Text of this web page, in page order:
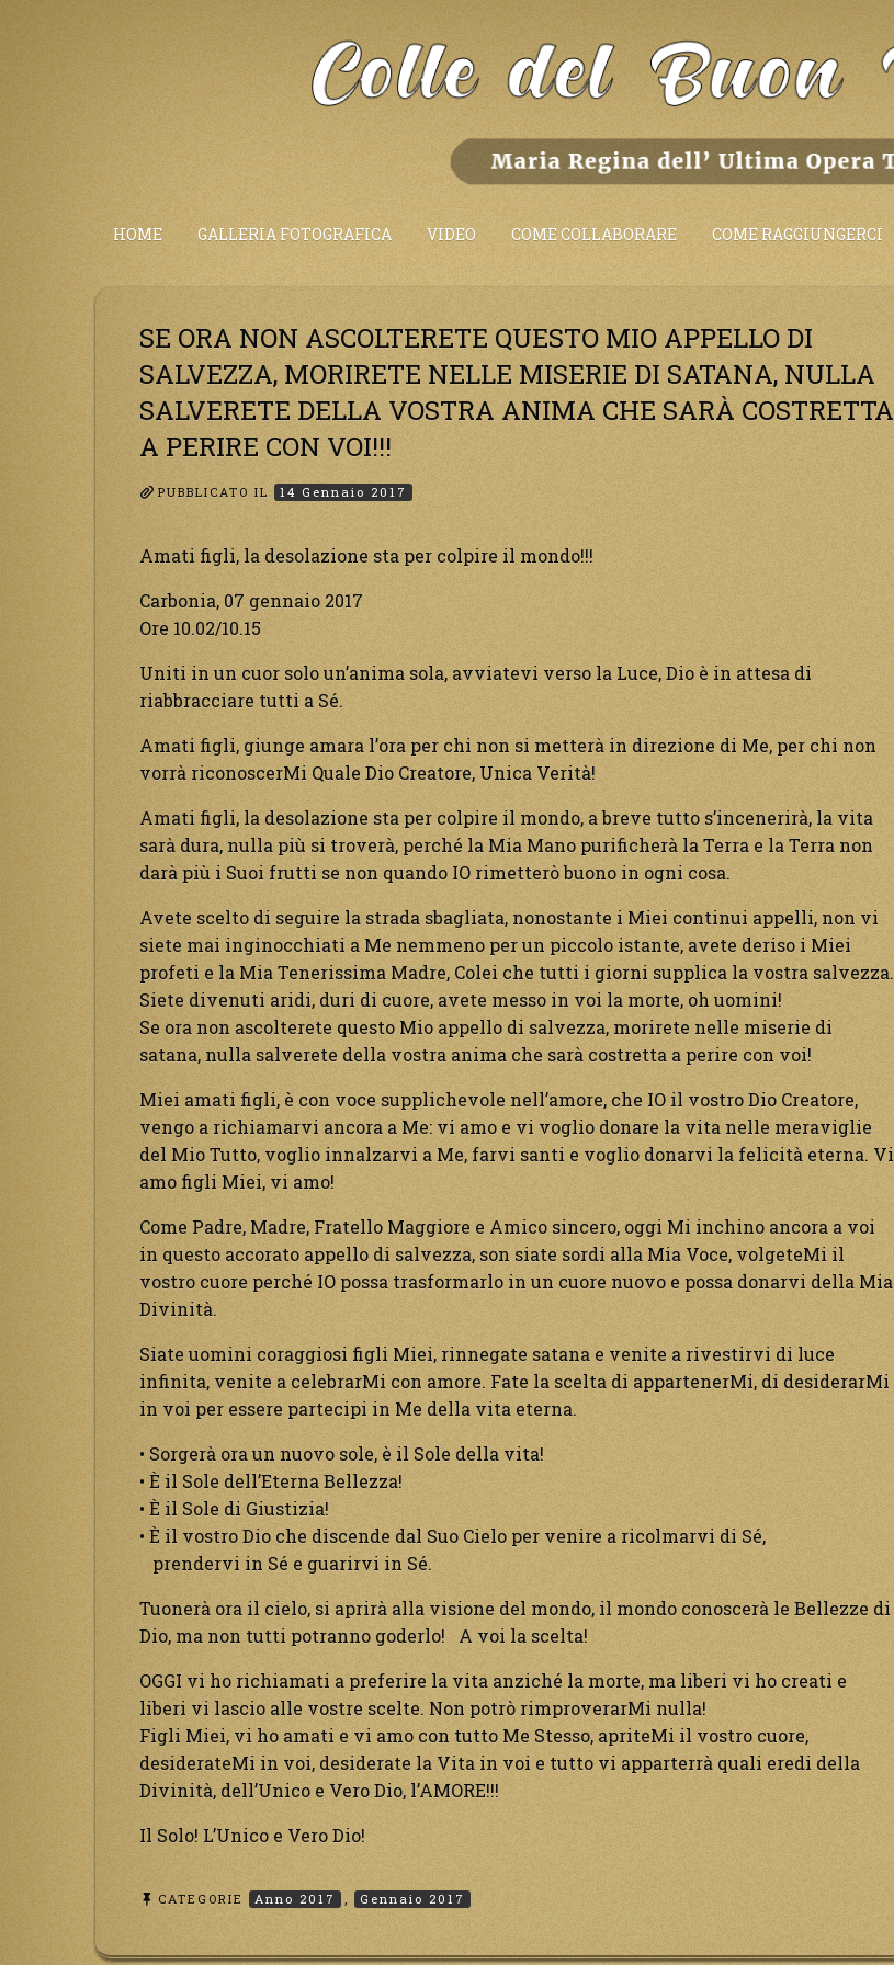
HOME GALLERIA FOTOGRAFICA VIDEO COME COLLABORARE COME RAGGIUNGERCI
SE ORA NON ASCOLTERETE QUESTO MIO APPELLO DI
SALVEZZA, MORIRETE NELLE MISERIE DI SATANA, NULLA
SALVERETE DELLA VOSTRA ANIMA CHE SARÀ COSTRETTA
A PERIRE CON VOI!!!
PUBBLICATO IL 14 Gennaio 2017
Amati figli, la desolazione sta per colpire il mondo!!!
Carbonia, 07 gennaio 2017
Ore 10.02/10.15
Uniti in un cuor solo un’anima sola, avviatevi verso la Luce, Dio è in attesa di
riabbracciare tutti a Sé.
Amati figli, giunge amara l’ora per chi non si metterà in direzione di Me, per chi non
vorrà riconoscerMi Quale Dio Creatore, Unica Verità!
Amati figli, la desolazione sta per colpire il mondo, a breve tutto s’incenerirà, la vita
sarà dura, nulla più si troverà, perché la Mia Mano purificherà la Terra e la Terra non
darà più i Suoi frutti se non quando IO rimetterò buono in ogni cosa.
Avete scelto di seguire la strada sbagliata, nonostante i Miei continui appelli, non vi
siete mai inginocchiati a Me nemmeno per un piccolo istante, avete deriso i Miei
profeti e la Mia Tenerissima Madre, Colei che tutti i giorni supplica la vostra salvezza.
Siete divenuti aridi, duri di cuore, avete messo in voi la morte, oh uomini!
Se ora non ascolterete questo Mio appello di salvezza, morirete nelle miserie di
satana, nulla salverete della vostra anima che sarà costretta a perire con voi!
Miei amati figli, è con voce supplichevole nell’amore, che IO il vostro Dio Creatore,
vengo a richiamarvi ancora a Me: vi amo e vi voglio donare la vita nelle meraviglie
del Mio Tutto, voglio innalzarvi a Me, farvi santi e voglio donarvi la felicità eterna. Vi
amo figli Miei, vi amo!
Come Padre, Madre, Fratello Maggiore e Amico sincero, oggi Mi inchino ancora a voi
in questo accorato appello di salvezza, son siate sordi alla Mia Voce, volgeteMi il
vostro cuore perché IO possa trasformarlo in un cuore nuovo e possa donarvi della Mia
Divinità.
Siate uomini coraggiosi figli Miei, rinnegate satana e venite a rivestirvi di luce
infinita, venite a celebrarMi con amore. Fate la scelta di appartenerMi, di desiderarMi
in voi per essere partecipi in Me della vita eterna.
• Sorgerà ora un nuovo sole, è il Sole della vita!
• È il Sole dell’Eterna Bellezza!
• È il Sole di Giustizia!
• È il vostro Dio che discende dal Suo Cielo per venire a ricolmarvi di Sé,
prendervi in Sé e guarirvi in Sé.
Tuonerà ora il cielo, si aprirà alla visione del mondo, il mondo conoscerà le Bellezze di
Dio, ma non tutti potranno goderlo! A voi la scelta!
OGGI vi ho richiamati a preferire la vita anziché la morte, ma liberi vi ho creati e
liberi vi lascio alle vostre scelte. Non potrò rimproverarMi nulla!
Figli Miei, vi ho amati e vi amo con tutto Me Stesso, apriteMi il vostro cuore,
desiderateMi in voi, desiderate la Vita in voi e tutto vi apparterrà quali eredi della
Divinità, dell’Unico e Vero Dio, l’AMORE!!!
Il Solo! L’Unico e Vero Dio!
CATEGORIE Anno 2017 Gennaio 2017